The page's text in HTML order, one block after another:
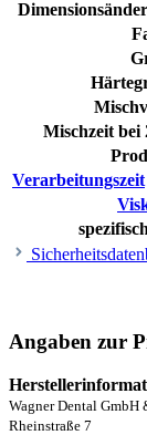
Mischzeit bei
Verarbeitungszeit
Angaben zur
Wagner Dental GmbH
Rheinstraße 7